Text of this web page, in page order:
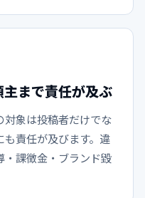
まで責任が及ぶ
象は投稿者だけでな
責任が及びます。違
・課徴金・ブランド毀